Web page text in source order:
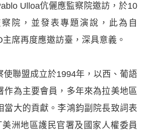
Ulloa伉儷應監察院邀訪，於10
院，並發表專題演說，此為自
席再度應邀訪臺，深具意義。
使聯盟成立於1994年，以西、葡語
作為主要會員，多年來為拉美地區
當大的貢獻。李鴻鈞副院長致詞表
洲地區護民官署及國家人權委員